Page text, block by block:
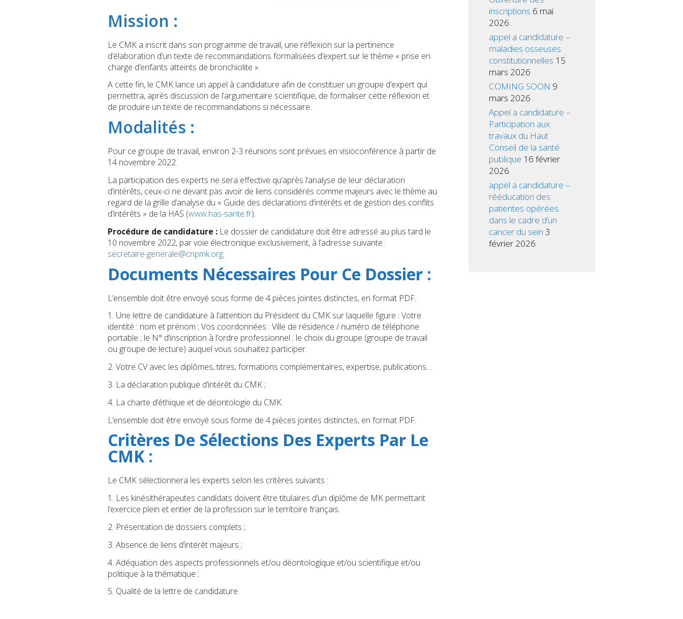
Mission :
Le CMK a inscrit dans son programme de travail, une réflexion sur la pertinence
d’élaboration d’un texte de recommandations formalisées d’expert sur le thème « prise en
charge d’enfants atteints de bronchiolite ».
A cette fin, le CMK lance un appel à candidature afin de constituer un groupe d’expert qui
permettra, après discussion de l’argumentaire scientifique, de formaliser cette réflexion et
de produire un texte de recommandations si nécessaire.
Modalités :
Pour ce groupe de travail, environ 2-3 réunions sont prévues en visioconférence à partir de
14 novembre 2022.
La participation des experts ne sera effective qu’après l’analyse de leur déclaration
d’intérêts, ceux-ci ne devant pas avoir de liens considérés comme majeurs avec le thème au
regard de la grille d’analyse du « Guide des déclarations d’intérêts et de gestion des conflits
d’intérêts » de la HAS (www.has-sante.fr).
Procédure de candidature : Le dossier de candidature doit être adressé au plus tard le
10 novembre 2022, par voie électronique exclusivement, à l’adresse suivante :
secretaire-generale@cnpmk.org.
Documents Nécessaires Pour Ce Dossier :
L’ensemble doit être envoyé sous forme de 4 pièces jointes distinctes, en format PDF.
1. Une lettre de candidature à l’attention du Président du CMK sur laquelle figure : Votre
identité : nom et prénom ; Vos coordonnées : Ville de résidence / numéro de téléphone
portable ; le N° d’inscription à l’ordre professionnel ; le choix du groupe (groupe de travail
ou groupe de lecture) auquel vous souhaitez participer.
2. Votre CV avec les diplômes, titres, formations complémentaires, expertise, publications…
3. La déclaration publique d’intérêt du CMK ;
4. La charte d’éthique et de déontologie du CMK.
L’ensemble doit être envoyé sous forme de 4 pièces jointes distinctes, en format PDF.
Critères De Sélections Des Experts Par Le
CMK :
Le CMK sélectionnera les experts selon les critères suivants :
1. Les kinésithérapeutes candidats doivent être titulaires d’un diplôme de MK permettant
l’exercice plein et entier de la profession sur le territoire français.
2. Présentation de dossiers complets ;
3. Absence de liens d’intérêt majeurs ;
4. Adéquation des aspects professionnels et/ou déontologique et/ou scientifique et/ou
politique à la thématique ;
5. Qualité de la lettre de candidature.
inscriptions 6 mai
2026
appel a candidature –
maladies osseuses
constitutionnelles 15
mars 2026
COMING SOON 9
mars 2026
Appel a candidature –
Participation aux
travaux du Haut
Conseil de la santé
publique 16 février
2026
appel a candidature –
rééducation des
patientes opérées
dans le cadre d’un
cancer du sein 3
février 2026